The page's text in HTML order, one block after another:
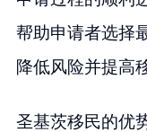
帮助申请者选择
降低风险并提高
圣基茨移民的优